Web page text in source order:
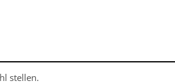
stellen.